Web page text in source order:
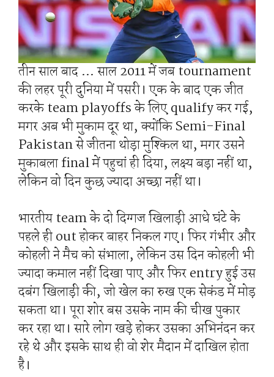
तीन साल बाद … साल 2011 में जब tournament
की लहर पूरी दुनिया में पसरी। एक के बाद एक जीत
करके team playoffs के लिए qualify कर गई,
मगर अब भी मुकाम दूर था, क्योंकि Semi-Final
Pakistan से जीतना थोड़ा मुश्किल था, मगर उसने
मुकाबला final में पहुचां ही दिया, लक्ष्य बड़ा नहीं था,
लेकिन वो दिन कुछ ज्यादा अच्छा नहीं था।
भारतीय team के दो दिग्गज खिलाड़ी आधे घंटे के
पहले ही out होकर बाहर निकल गए। फिर गंभीर और
कोहली ने मैच को संभाला, लेकिन उस दिन कोहली भी
ज्यादा कमाल नहीं दिखा पाए और फिर entry हुई उस
दबंग खिलाड़ी की, जो खेल का रुख एक सेकंड में मोड़
सकता था। पूरा शोर बस उसके नाम की चीख पुकार
कर रहा था। सारे लोग खड़े होकर उसका अभिनंदन कर
रहे थे और इसके साथ ही वो शेर मैदान में दाखिल होता
है।